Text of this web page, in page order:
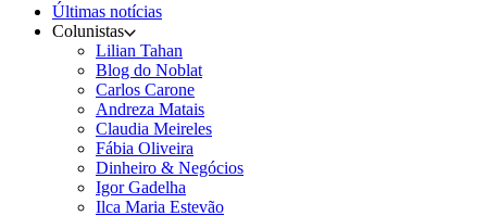
Últimas notícias
Colunistas
Lilian Tahan
Blog do Noblat
Carlos Carone
Andreza Matais
Claudia Meireles
Fábia Oliveira
Dinheiro & Negócios
Igor Gadelha
Ilca Maria Estevão